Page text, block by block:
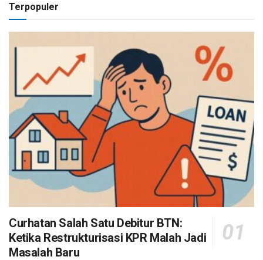
Terpopuler
Curhatan Salah Satu Debitur BTN:
Ketika Restrukturisasi KPR Malah Jadi
Masalah Baru